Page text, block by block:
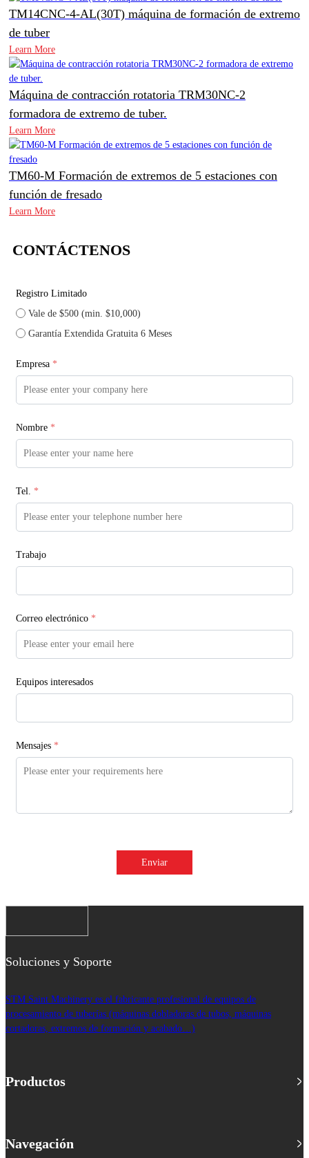
TM14CNC-4-AL(30T) máquina de formación de extremo
de tuber
Learn More
Máquina de contracción rotatoria TRM30NC-2
formadora de extremo de tuber.
Learn More
TM60-M Formación de extremos de 5 estaciones con
función de fresado
Learn More
CONTÁCTENOS
Registro Limitado
Vale de $500 (min. $10,000)
Garantía Extendida Gratuita 6 Meses
Empresa *
Nombre *
Tel. *
Trabajo
Correo electrónico *
Equipos interesados
Mensajes *
Enviar
Soluciones y Soporte
STM Saint Machinery es el fabricante profesional de equipos de
procesamiento de tuberías (máquinas dobladoras de tubos, máquinas
cortadoras, extremos de formación y acabado…)
Productos
Navegación